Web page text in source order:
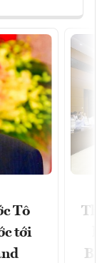
Tô
tới